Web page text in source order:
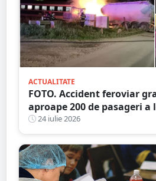
ACTUALITATE
FOTO. Accident feroviar
aproape 200 de pasageri a
autocisternă, care a luat foc
24 iulie 2026